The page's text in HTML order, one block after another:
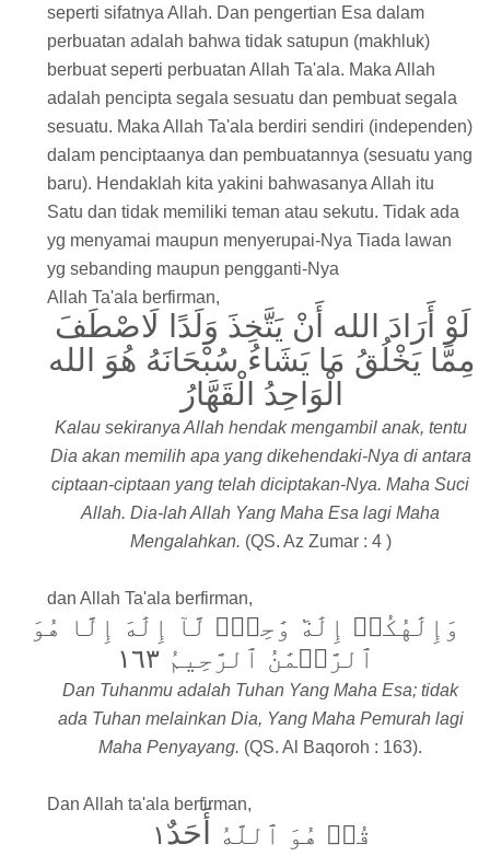
seperti sifatnya Allah. Dan pengertian Esa dalam
perbuatan adalah bahwa tidak satupun (makhluk)
berbuat seperti perbuatan Allah Ta'ala. Maka Allah
adalah pencipta segala sesuatu dan pembuat segala
sesuatu. Maka Allah Ta'ala berdiri sendiri (independen)
dalam penciptaanya dan pembuatannya (sesuatu yang
baru). Hendaklah kita yakini bahwasanya Allah itu
Satu dan tidak memiliki teman atau sekutu. Tidak ada
yg menyamai maupun menyerupai-Nya Tiada lawan
yg sebanding maupun pengganti-Nya
Allah Ta'ala berfirman,
لَوْ أَرَادَ الله أَنْ يَتَّخِذَ وَلَدًا لَاصْطَفَ
مِمَّا يَخْلُقُ مَا يَشَاءُ سُبْحَانَهُ هُوَ الله
الْوَاحِدُ الْقَهَّارُ
Kalau sekiranya Allah hendak mengambil anak, tentu
Dia akan memilih apa yang dikehendaki-Nya di antara
ciptaan-ciptaan yang telah diciptakan-Nya. Maha Suci
Allah. Dia-lah Allah Yang Maha Esa lagi Maha
Mengalahkan. (QS. Az Zumar : 4 )
dan Allah Ta'ala berfirman,
وَإِلَٰهُكُمۡ إِلَٰهٞ وَٰحِدٞۖ لَّآ إِلَٰهَ إِلَّا هُوَ
ٱلرَّحۡمَٰنُ ٱلرَّحِيمُ ١٦٣
Dan Tuhanmu adalah Tuhan Yang Maha Esa; tidak
ada Tuhan melainkan Dia, Yang Maha Pemurah lagi
Maha Penyayang. (QS. Al Baqoroh : 163).
Dan Allah ta'ala berfirman,
قُلۡ هُوَ ٱللَّهُ أَحَدٌ١